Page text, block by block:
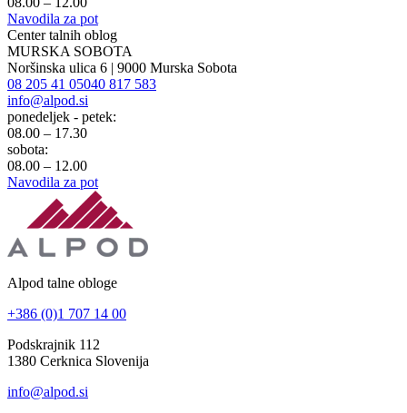
Navodila za pot
Center talnih oblog
MURSKA SOBOTA
Noršinska ulica 6 | 9000 Murska Sobota
08 205 41 05040 817 583
info@alpod.si
ponedeljek - petek:
08.00 – 17.30
sobota:
08.00 – 12.00
Navodila za pot
Alpod talne obloge
+386 (0)1 707 14 00
Podskrajnik 112
1380 Cerknica Slovenija
info@alpod.si